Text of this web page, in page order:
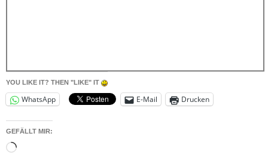
YOU LIKE IT? THEN "LIKE" IT
WhatsApp E-Mail Drucken
GEFÄLLT MIR:
Wird